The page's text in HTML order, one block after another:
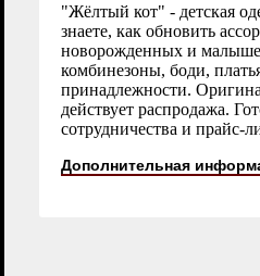
"Жёлтый кот" - детская
знаете, как обновить
новорожденных и
комбинезоны, боди,
принадлежности.
действует распродажа.
сотрудничества и прайс-
Дополнительная